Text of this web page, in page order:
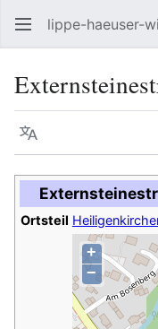
lippe-haeuser-
Sprache
Ortsteil
+
−